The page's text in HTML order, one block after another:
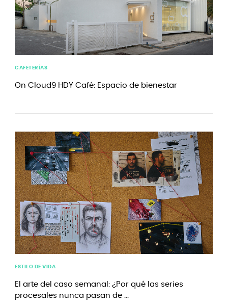
CAFETERÍAS
On Cloud9 HDY Café: Espacio de bienestar
ESTILO DE VIDA
El arte del caso semanal: ¿Por qué las series
procesales nunca pasan de ...